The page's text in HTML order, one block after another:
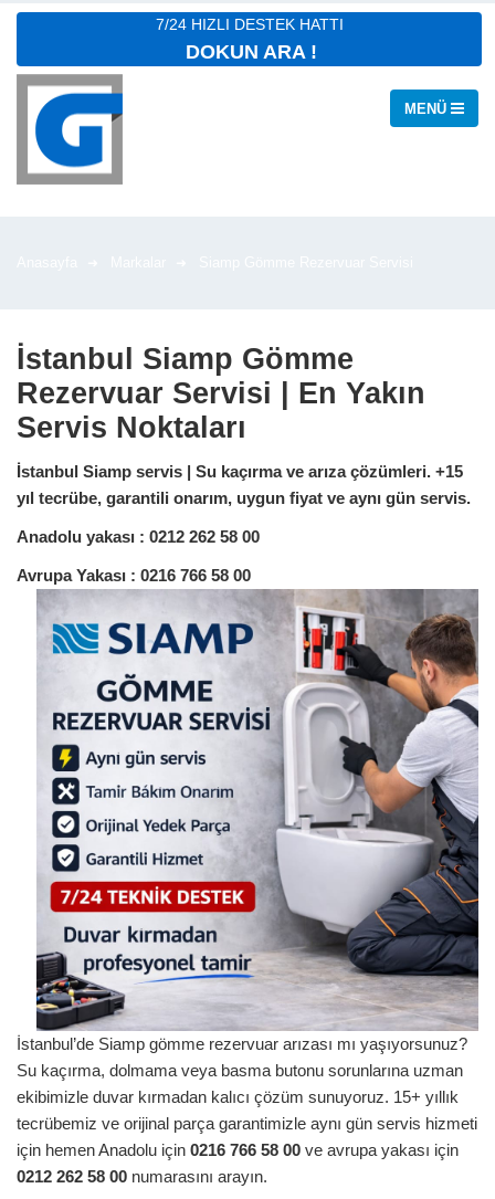
7/24 HIZLI DESTEK HATTI
DOKUN ARA !
İstanbul Siamp Gömme
Rezervuar Servisi | En Yakın
Servis Noktaları
İstanbul Siamp servis | Su kaçırma ve arıza çözümleri. +15
yıl tecrübe, garantili onarım, uygun fiyat ve aynı gün servis.
Anadolu yakası : 0212 262 58 00
Avrupa Yakası : 0216 766 58 00
İstanbul’de Siamp gömme rezervuar arızası mı yaşıyorsunuz?
Su kaçırma, dolmama veya basma butonu sorunlarına uzman
ekibimizle duvar kırmadan kalıcı çözüm sunuyoruz. 15+ yıllık
tecrübemiz ve orijinal parça garantimizle aynı gün servis hizmeti
için hemen Anadolu için 0216 766 58 00 ve avrupa yakası için
0212 262 58 00 numarasını arayın.